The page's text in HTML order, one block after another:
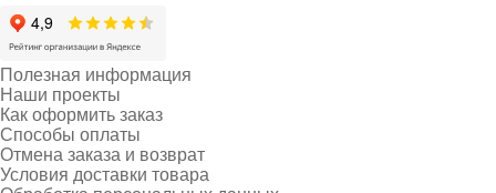
Полезная информация
Наши проекты
Как оформить заказ
Способы оплаты
Отмена заказа и возврат
Условия доставки товара